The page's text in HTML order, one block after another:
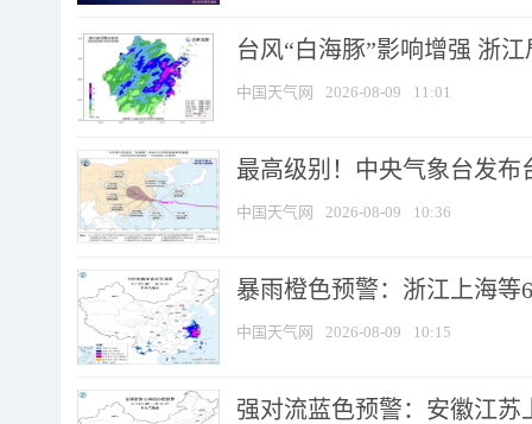
台风“白海豚”影响增强 浙
中国天气网 2026-08-09 11:01
最高级别！中央气象台发布
中国天气网 2026-08-09 10:36
暴雨橙色预警：浙江上海等
中国天气网 2026-08-09 10:15
强对流蓝色预警：安徽江苏